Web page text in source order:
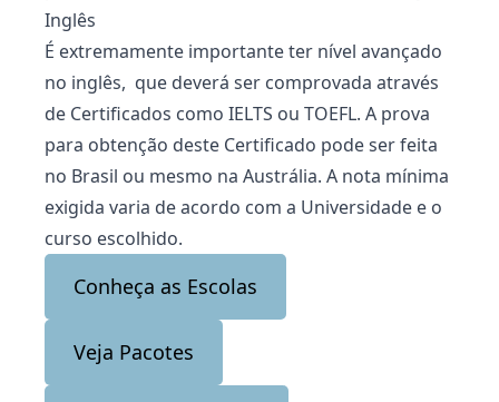
Inglês
É extremamente importante ter nível avançado
no inglês, que deverá ser comprovada através
de Certificados como IELTS ou TOEFL. A prova
para obtenção deste Certificado pode ser feita
no Brasil ou mesmo na Austrália. A nota mínima
exigida varia de acordo com a Universidade e o
curso escolhido.
Conheça as Escolas
Veja Pacotes